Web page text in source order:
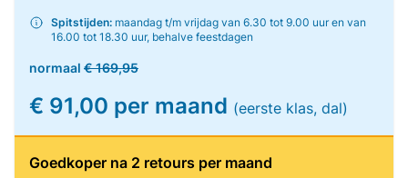
Spitstijden: maandag t/m vrijdag van 6.30 tot 9.00 uur en van
16.00 tot 18.30 uur, behalve feestdagen
normaal € 169,95
€ 91,00 per maand (eerste klas, dal)
Goedkoper na 2 retours per maand